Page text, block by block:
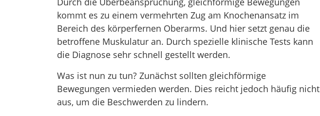
kommt es zu einem vermehrten Zug am Knochenansatz im
Bereich des körperfernen Oberarms. Und hier setzt genau die
betroffene Muskulatur an. Durch spezielle klinische Tests kann
die Diagnose sehr schnell gestellt werden.
Was ist nun zu tun? Zunächst sollten gleichförmige
Bewegungen vermieden werden. Dies reicht jedoch häufig nicht
aus, um die Beschwerden zu lindern.